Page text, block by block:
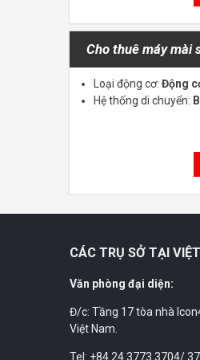
Cho thuê máy mài
Loại động cơ: Động
Hệ thống di chuyển:
CÁC TRỤ SỞ TẠI
Văn phòng đại diện:
Đ/c: Tầng 17 tòa nhà
Việt Nam.
Tel: +84 24 3773 3704/